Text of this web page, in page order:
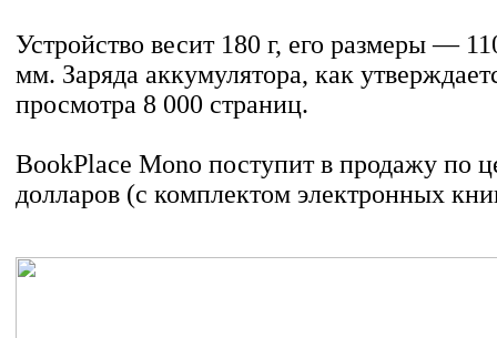
Устройство весит 180 г, его размеры —
мм. Заряда аккумулятора, как
просмотра 8 000 страниц.
BookPlace Mono поступит в продажу по
долларов (с комплектом электронных